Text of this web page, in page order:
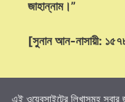
জাহান্নাম।”
[সুনান আন-নাসায়ী:
এই ওয়েবসাইটের লিখাসমূহ